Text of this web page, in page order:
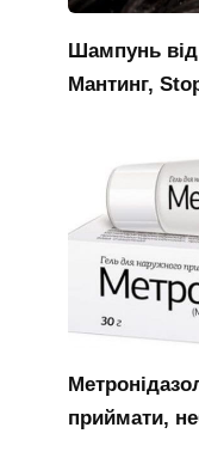
Шампунь
Мантинг,
приймати,